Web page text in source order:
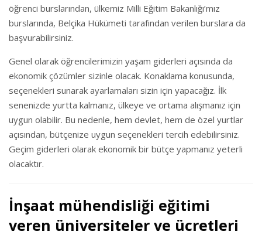
öğrenci burslarından, ülkemiz Milli Eğitim Bakanlığı’mız
burslarında, Belçika Hükümeti tarafından verilen burslara da
başvurabilirsiniz.
Genel olarak öğrencilerimizin yaşam giderleri açısında da
ekonomik çözümler sizinle olacak. Konaklama konusunda,
seçenekleri sunarak ayarlamaları sizin için yapacağız. İlk
senenizde yurtta kalmanız, ülkeye ve ortama alışmanız için
uygun olabilir. Bu nedenle, hem devlet, hem de özel yurtlar
açısından, bütçenize uygun seçenekleri tercih edebilirsiniz.
Geçim giderleri olarak ekonomik bir bütçe yapmanız yeterli
olacaktır.
İnşaat mühendisliği eğitimi
veren üniversiteler ve ücretleri